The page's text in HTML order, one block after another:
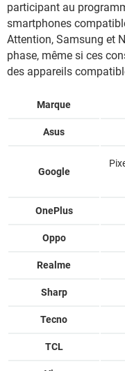
participant au
smartphones
Attention, Samsung et
phase, même si ces
des appareils
Marque
Asus
Google
OnePlus
Oppo
Realme
Sharp
Tecno
TCL